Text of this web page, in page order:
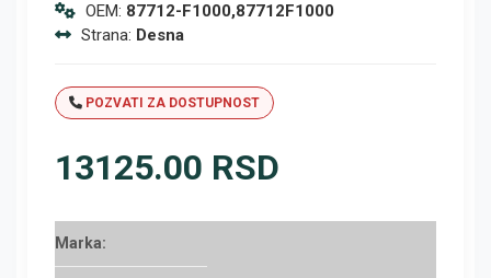
OEM: 87712-F1000,87712F1000
Strana: Desna
POZVATI ZA DOSTUPNOST
13125.00 RSD
Marka: